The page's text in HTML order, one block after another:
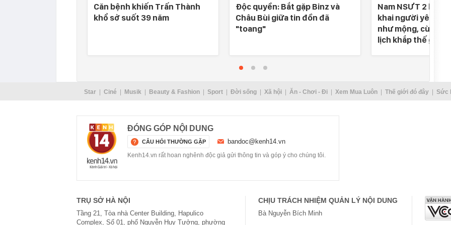
Căn bệnh khiến Trấn Thành
khổ sở suốt 39 năm
Độc quyền: Bắt gặp Binz và
Châu Bùi giữa tin đồn đã
"toang"
Nam NSƯT 2 lần
khai người yêu SN
như mộng, cùng
lịch khắp thế gian
Star Ciné Musik Beauty & Fashion Sport Đời sống Xã hội Ăn - Chơi - Đi Xem Mua Luôn Thế giới đó đây Sức
ĐÓNG GÓP NỘI DUNG
CÂU HỎI THƯỜNG GẶP bandoc@kenh14.vn
Kenh14.vn rất hoan nghênh độc giả gửi thông tin và góp ý cho chúng tôi.
TRỤ SỞ HÀ NỘI
Tầng 21, Tòa nhà Center Building, Hapulico
Complex, Số 01, phố Nguyễn Huy Tưởng, phường
CHỊU TRÁCH NHIỆM QUẢN LÝ NỘI DUNG
Bà Nguyễn Bích Minh